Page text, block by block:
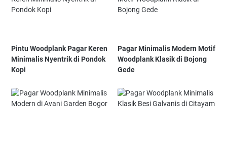
Pintu Woodplank Pagar Keren
Minimalis Nyentrik di Pondok
Kopi
Pagar Minimalis Modern Motif
Woodplank Klasik di Bojong
Gede